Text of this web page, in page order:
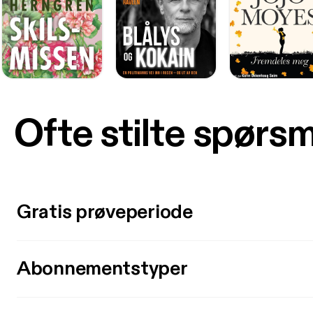
Ofte stilte
Gratis prøveperiode
Abonnementstyper